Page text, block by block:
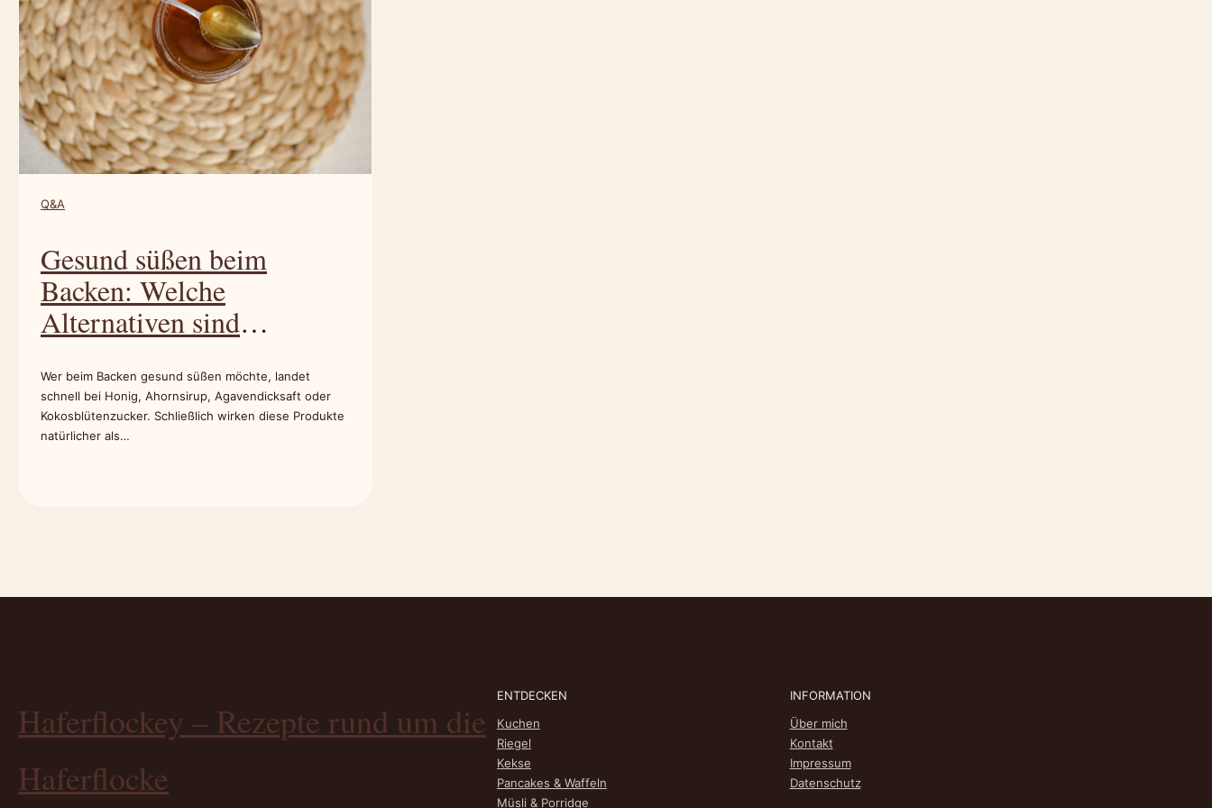
Q&A
Gesund süßen beim
Backen: Welche
Alternativen sind
Wer beim Backen gesund süßen möchte, landet
schnell bei Honig, Ahornsirup, Agavendicksaft oder
Kokosblütenzucker. Schließlich wirken diese Produkte
natürlicher als…
Haferflockey – Rezepte rund um die
Haferflocke
ENTDECKEN
Kuchen
Riegel
Kekse
Pancakes & Waffeln
Müsli & Porridge
INFORMATION
Über mich
Kontakt
Impressum
Datenschutz